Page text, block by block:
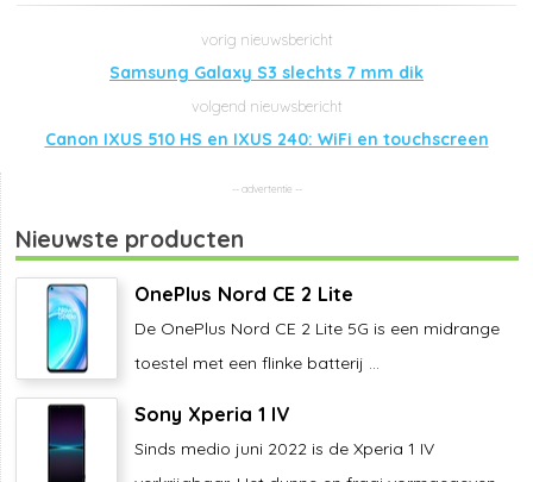
Samsung Galaxy S3 slechts 7 mm dik
Canon IXUS 510 HS en IXUS 240: WiFi en touchscreen
Nieuwste producten
OnePlus Nord CE 2 Lite
De OnePlus Nord CE 2 Lite 5G is een midrange
toestel met een flinke batterij ...
Sony Xperia 1 IV
Sinds medio juni 2022 is de Xperia 1 IV